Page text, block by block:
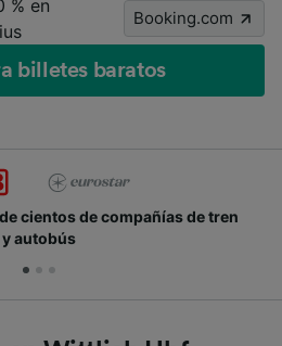
% en
Booking.com
billetes baratos
Únete a los millones de